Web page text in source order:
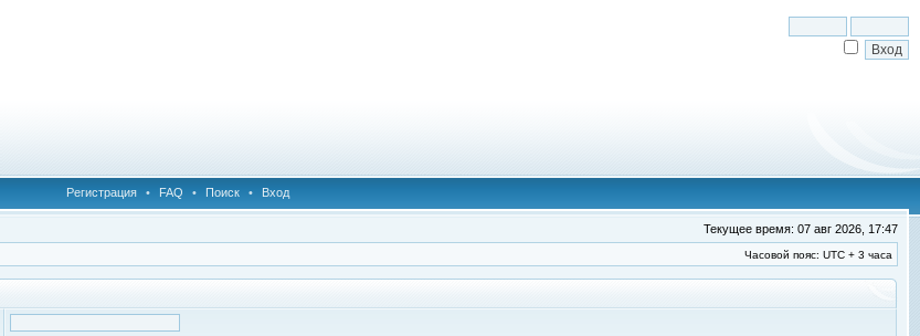
Регистрация • FAQ • Поиск • Вход
Текущее время: 07 авг 2026, 17:47
Часовой пояс: UTC + 3 часа